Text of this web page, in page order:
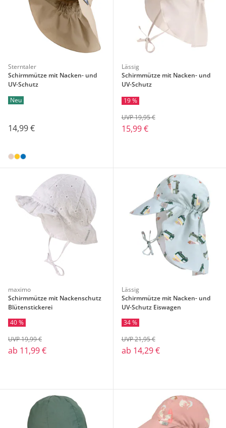
Sterntaler
Schirmmütze mit Nacken- und
UV-Schutz
Neu
14,99 €
Lässig
Schirmmütze mit Nacken- und
UV-Schutz
19 %
15,99 €
UVP 19,95 €
maximo
Schirmmütze mit Nackenschutz
Blütenstickerei
40 %
ab 11,99 €
UVP 19,99 €
Lässig
Schirmmütze mit Nacken- und
UV-Schutz Eiswagen
34 %
ab 14,29 €
UVP 21,95 €